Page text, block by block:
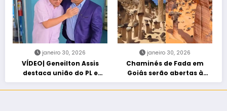
janeiro 30, 2026
VÍDEO| Geneilton Assis
destaca união do PL e
consolidação de apoio a
Maycon Tombini em Jataí
janeiro 30, 2026
Chaminés de Fada em
Goiás serão abertas à
visitação controlada